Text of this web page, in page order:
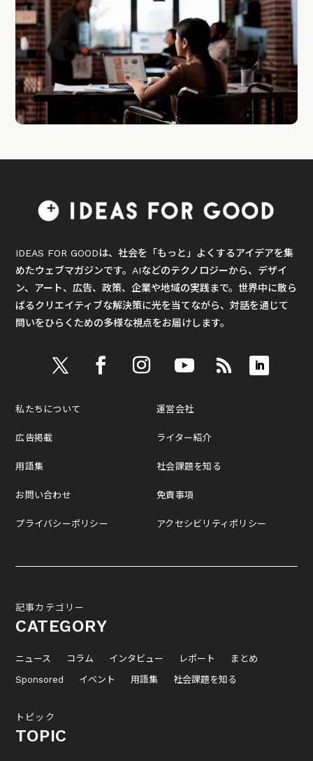
IDEAS FOR GOODは、社会を「もっと」よくするアイデアを集
めたウェブマガジンです。AIなどのテクノロジーから、デザイ
ン、アート、広告、政策、企業や地域の実践まで。世界中に散ら
ばるクリエイティブな解決策に光を当てながら、対話を通じて
問いをひらくための多様な視点をお届けします。
私たちについて
広告掲載
用語集
お問い合わせ
プライバシーポリシー
運営会社
ライター紹介
社会課題を知る
免責事項
アクセシビリティポリシー
記事カテゴリー
CATEGORY
ニュース コラム インタビュー レポート
まとめ
Sponsored
イベント 用語集 社会課題を知る
トピック
TOPIC